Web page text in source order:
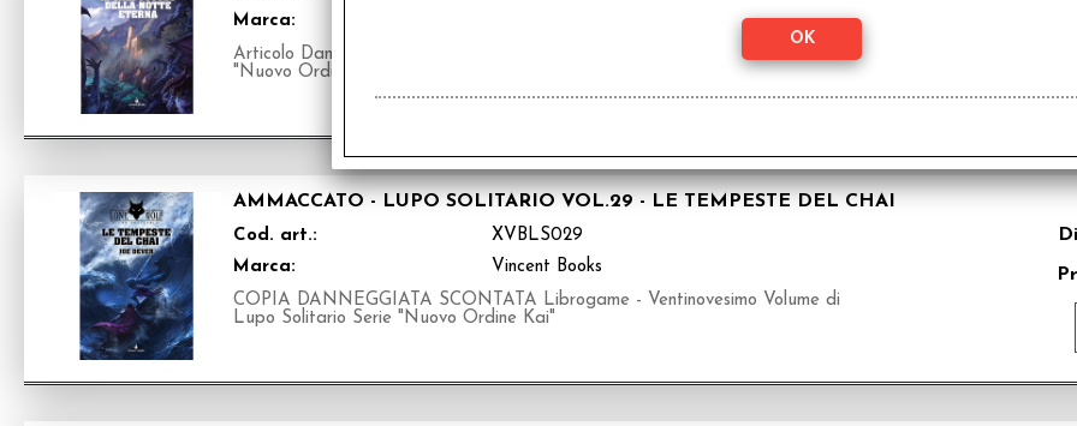
Marca:
Articolo Danneggiato - Librogame - Trentunesimo Volume di Lupo Solitario Serie
"Nuovo Ordine Kai"
AMMACCATO - LUPO SOLITARIO VOL.29 - LE TEMPESTE DEL CHAI
Cod. art.:
XVBLS029
Marca:
Vincent Books
COPIA DANNEGGIATA SCONTATA Librogame - Ventinovesimo Volume di
Lupo Solitario Serie "Nuovo Ordine Kai"